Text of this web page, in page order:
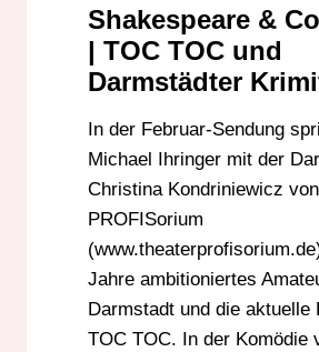
MICHAEL KIBLER
THEATER MOLLER HAUS
Shakespeare &
| TOC TOC und
Darmstädter
In der Februar-Sendung
Michael Ihringer mit der
Christina Kondriniewicz
PROFISorium
Jahre ambitioniertes
Darmstadt und die aktuelle
TOC TOC. In der Komödie